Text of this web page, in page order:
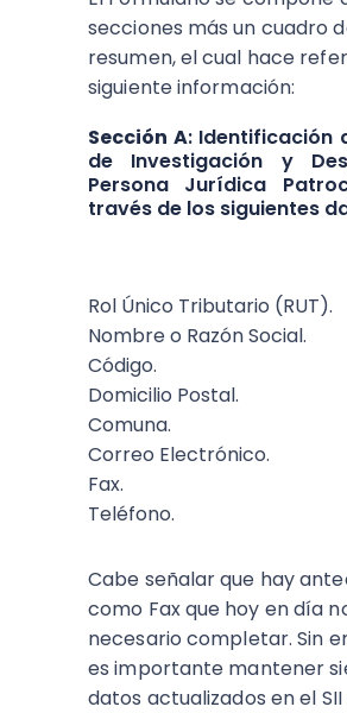
secciones más un cuadro
resumen, el cual hace
siguiente información:
Sección A: Identificación
de Investigación y
Persona Jurídica
través de los siguientes
Rol Único Tributario (RUT).
Nombre o Razón Social.
Código.
Domicilio Postal.
Comuna.
Correo Electrónico.
Fax.
Teléfono.
Cabe señalar que hay
como Fax que hoy en día
necesario completar. Sin
es importante mantener
datos actualizados en el SII